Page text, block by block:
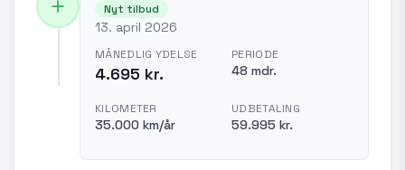
Nyt tilbud
13. april 2026
MÅNEDLIG YDELSE
4.695 kr.
PERIODE
48 mdr.
KILOMETER
35.000 km/år
UDBETALING
59.995 kr.